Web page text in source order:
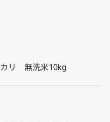
カリ 無洗米10kg